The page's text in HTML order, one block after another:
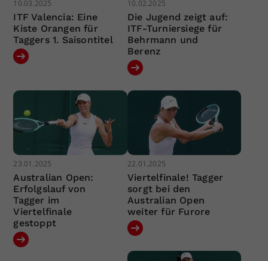
10.03.2025
ITF Valencia: Eine
Kiste Orangen für
Taggers 1. Saisontitel
10.02.2025
Die Jugend zeigt auf:
ITF-Turniersiege für
Behrmann und
Berenz
23.01.2025
Australian Open:
Erfolgslauf von
Tagger im
Viertelfinale
gestoppt
22.01.2025
Viertelfinale! Tagger
sorgt bei den
Australian Open
weiter für Furore